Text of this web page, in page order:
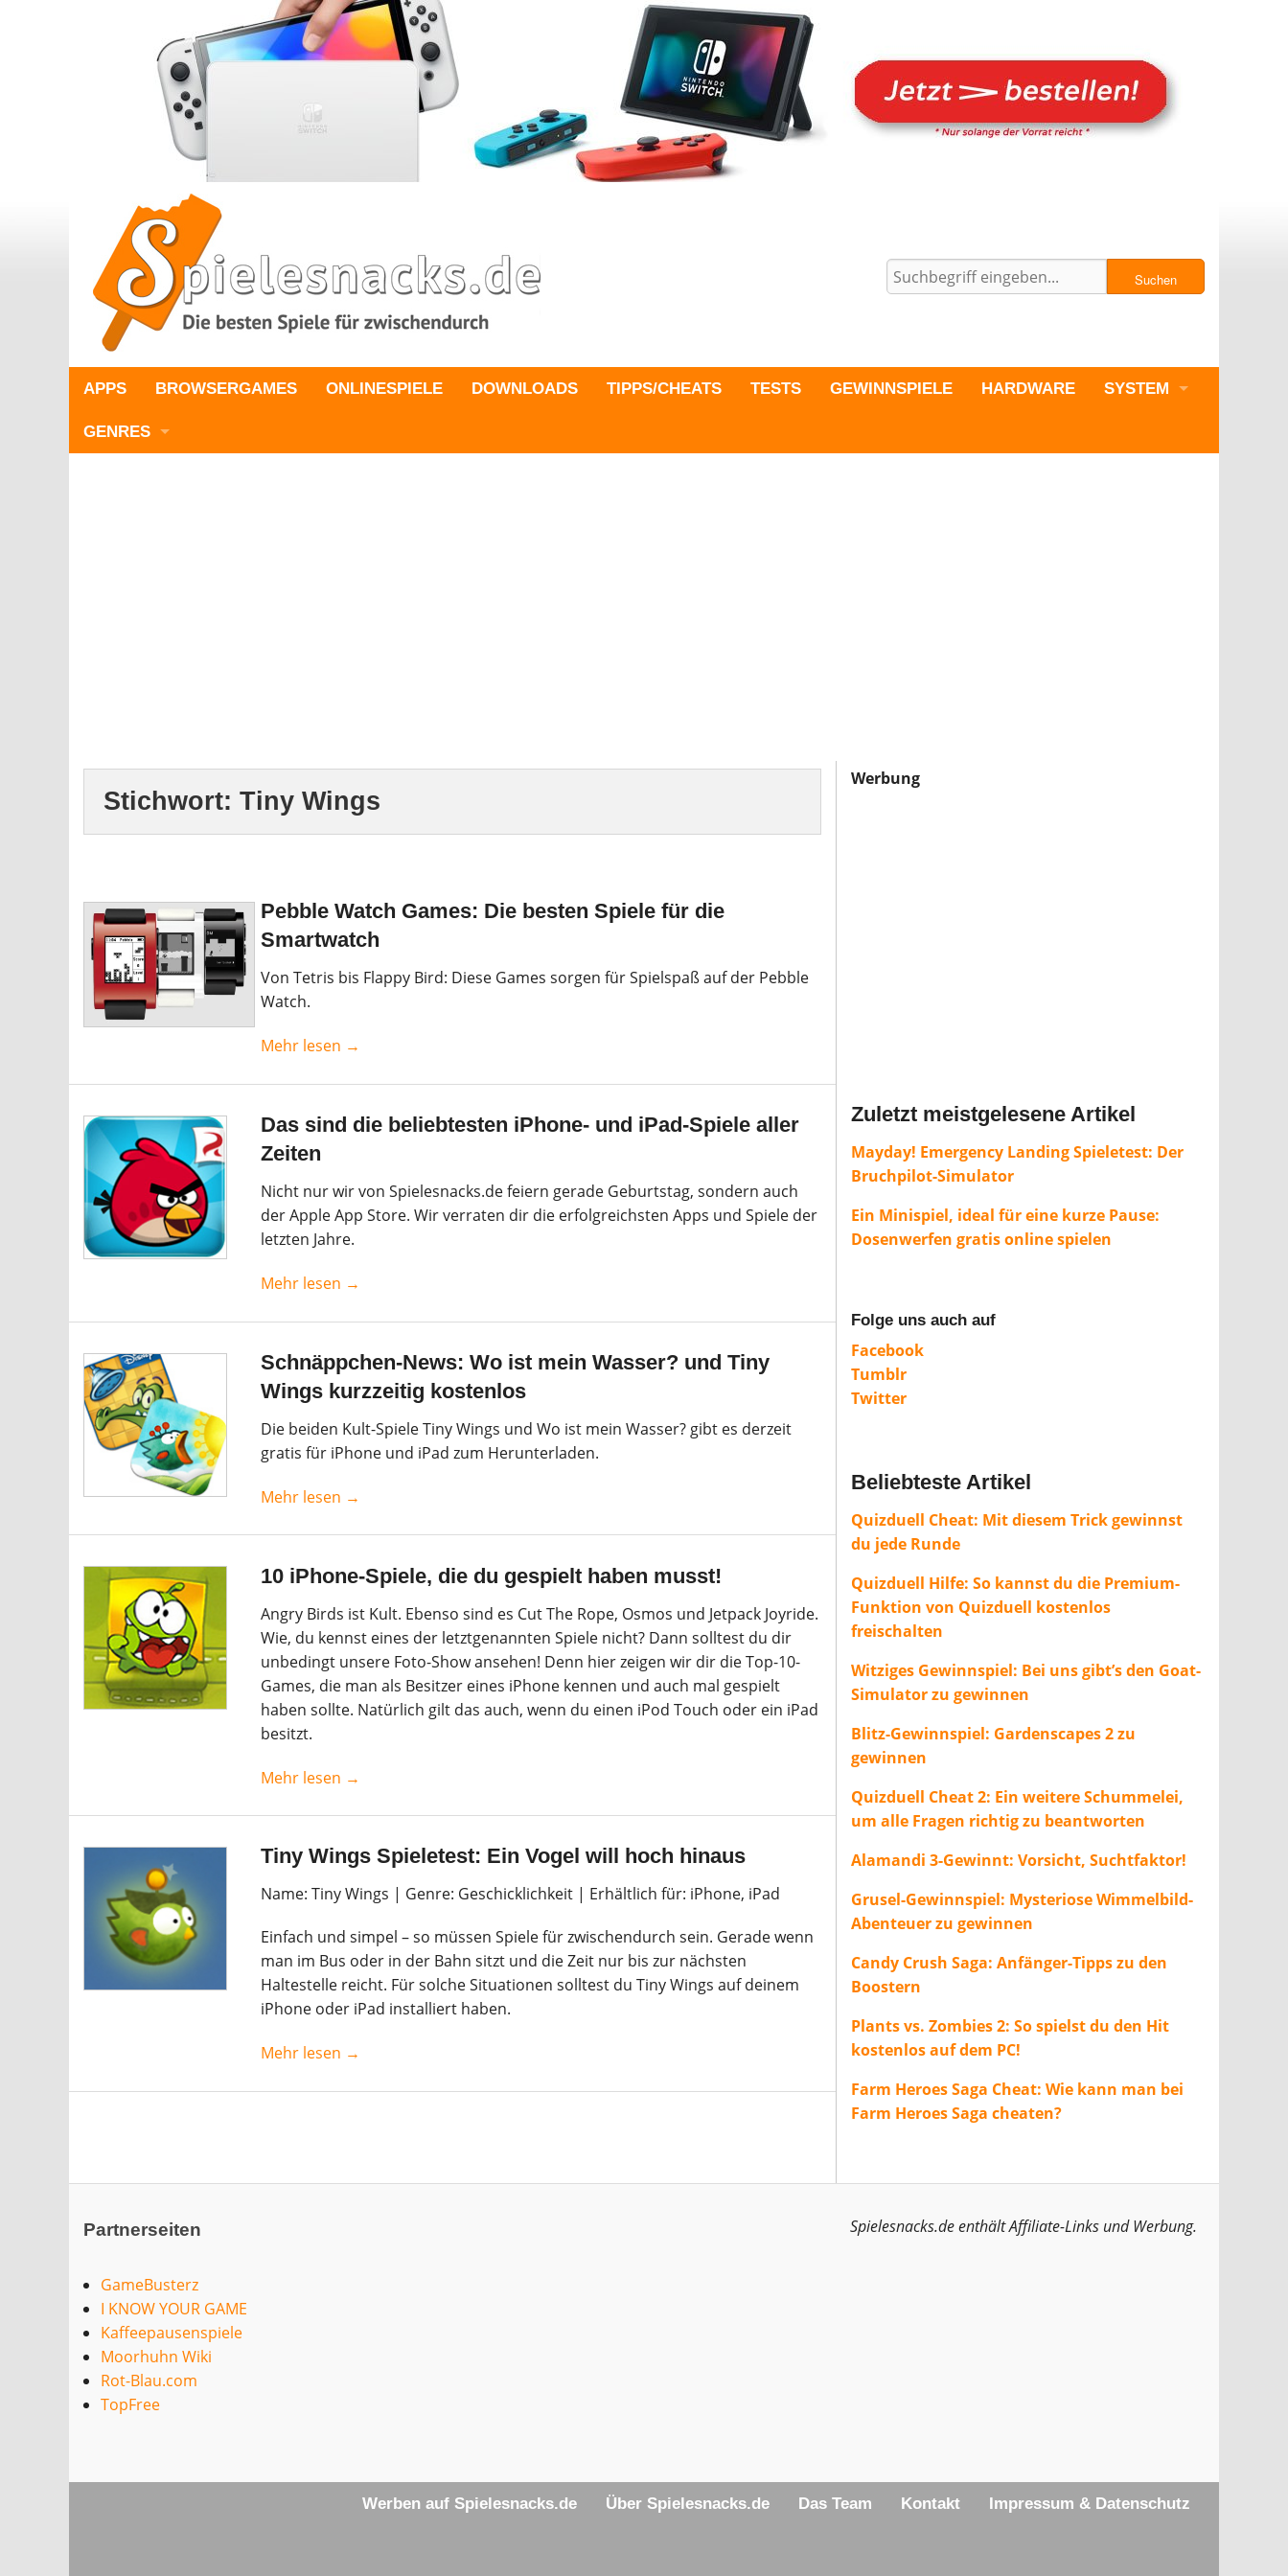
Suchen
APPS BROWSERGAMES ONLINESPIELE DOWNLOADS TIPPS/CHEATS TESTS GEWINNSPIELE HARDWARE SYSTEM
GENRES
Stichwort: Tiny Wings
Pebble Watch Games: Die besten Spiele für die
Smartwatch
Von Tetris bis Flappy Bird: Diese Games sorgen für Spielspaß auf der Pebble
Watch.
Mehr lesen →
Das sind die beliebtesten iPhone- und iPad-Spiele aller
Zeiten
Nicht nur wir von Spielesnacks.de feiern gerade Geburtstag, sondern auch
der Apple App Store. Wir verraten dir die erfolgreichsten Apps und Spiele der
letzten Jahre.
Mehr lesen →
Schnäppchen-News: Wo ist mein Wasser? und Tiny
Wings kurzzeitig kostenlos
Die beiden Kult-Spiele Tiny Wings und Wo ist mein Wasser? gibt es derzeit
gratis für iPhone und iPad zum Herunterladen.
Mehr lesen →
10 iPhone-Spiele, die du gespielt haben musst!
Angry Birds ist Kult. Ebenso sind es Cut The Rope, Osmos und Jetpack Joyride.
Wie, du kennst eines der letztgenannten Spiele nicht? Dann solltest du dir
unbedingt unsere Foto-Show ansehen! Denn hier zeigen wir dir die Top-10-
Games, die man als Besitzer eines iPhone kennen und auch mal gespielt
haben sollte. Natürlich gilt das auch, wenn du einen iPod Touch oder ein iPad
besitzt.
Mehr lesen →
Tiny Wings Spieletest: Ein Vogel will hoch hinaus
Name: Tiny Wings | Genre: Geschicklichkeit | Erhältlich für: iPhone, iPad
Einfach und simpel – so müssen Spiele für zwischendurch sein. Gerade wenn
man im Bus oder in der Bahn sitzt und die Zeit nur bis zur nächsten
Haltestelle reicht. Für solche Situationen solltest du Tiny Wings auf deinem
iPhone oder iPad installiert haben.
Mehr lesen →
Werbung
Zuletzt meistgelesene Artikel
Mayday! Emergency Landing Spieletest: Der
Bruchpilot-Simulator
Ein Minispiel, ideal für eine kurze Pause:
Dosenwerfen gratis online spielen
Folge uns auch auf
Facebook
Tumblr
Twitter
Beliebteste Artikel
Quizduell Cheat: Mit diesem Trick gewinnst
du jede Runde
Quizduell Hilfe: So kannst du die Premium-
Funktion von Quizduell kostenlos
freischalten
Witziges Gewinnspiel: Bei uns gibt’s den Goat-
Simulator zu gewinnen
Blitz-Gewinnspiel: Gardenscapes 2 zu
gewinnen
Quizduell Cheat 2: Ein weitere Schummelei,
um alle Fragen richtig zu beantworten
Alamandi 3-Gewinnt: Vorsicht, Suchtfaktor!
Grusel-Gewinnspiel: Mysteriose Wimmelbild-
Abenteuer zu gewinnen
Candy Crush Saga: Anfänger-Tipps zu den
Boostern
Plants vs. Zombies 2: So spielst du den Hit
kostenlos auf dem PC!
Farm Heroes Saga Cheat: Wie kann man bei
Farm Heroes Saga cheaten?
Partnerseiten
GameBusterz
I KNOW YOUR GAME
Kaffeepausenspiele
Moorhuhn Wiki
Rot-Blau.com
TopFree
Spielesnacks.de enthält Affiliate-Links und Werbung.
Werben auf Spielesnacks.de Über Spielesnacks.de Das Team Kontakt Impressum & Datenschutz